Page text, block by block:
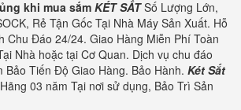
khi mua sắm KÉT SẮTSố Lượng Lớn,
Rẻ Tận Gốc Tại Nhà Máy Sản Xuất. Hỗ
Chu Đáo 24/24. Giao Hàng Miễn Phí Toàn
Nhà hoặc tại Cơ Quan. Dịch vụ chu đáo
Bảo Tiến Độ Giao Hàng. Bảo Hành. Két Sắt
03 năm Tại nơi sử dụng, Bảo Trì Sản